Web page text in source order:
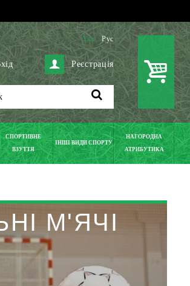
Укр Рус
Реєстрація
СПОРТИВНЕ
ВЗУТТЯ
ІНШІ ВИДИ СПОРТУ
НАГОРОДНА
АТРИБУТИКА
М'ЯЧІ